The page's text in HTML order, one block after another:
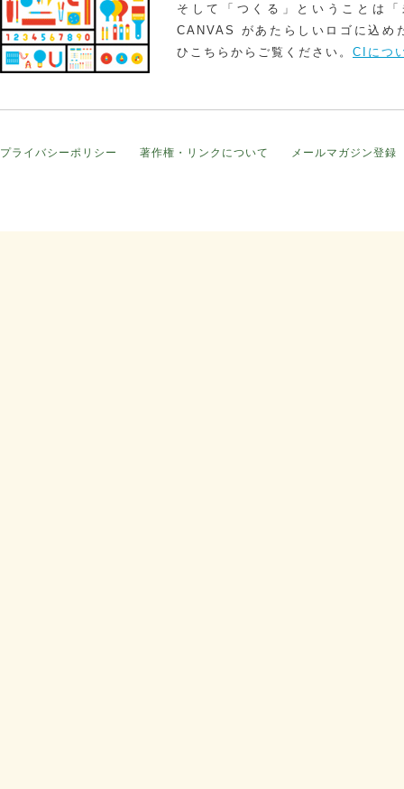
そして「つくる」ということは
CANVAS があたらしいロゴに込め
ひこちらからご覧ください。 CIにつ
プライバシーポリシー 著作権・リンクについて メールマガジン登録